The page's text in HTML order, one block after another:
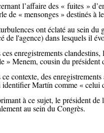
l’affaire des « fuites »
de « mensonges » destinés à
ont éclaté au sein
de l'agence) dans lesquels il
ces enregistrements
» Menem, cousin du président
ce contexte, des
Martín comme « celui
à ce sujet, le président de
au sein du Congrès.